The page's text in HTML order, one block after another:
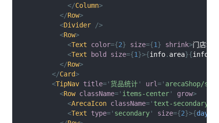
</Column>
</Row>
<Divider
/>
<Row>
<Text color={2} size={1} shrink>门店地
<Text bold size={1}>{info. area}{info
</Row>
</Card>
<TipNav title=' 货品统计' url=' arecaShop/
<Row className=' items-center' grow>
<ArecaIcon className=' text-secondary
<Text type=' secondary' size={2}>{dayjs